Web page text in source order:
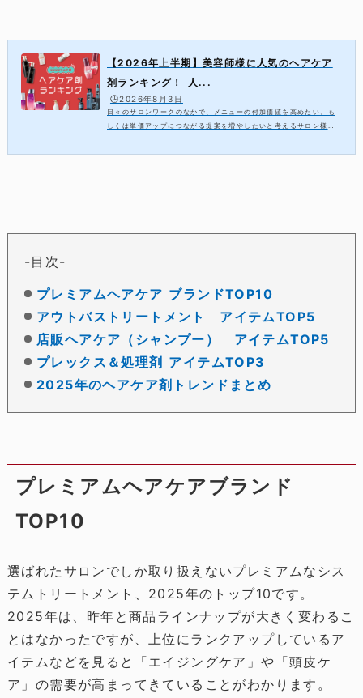
【2026年上半期】美容師様に人気のヘアケア
剤ランキング！ 人...
🕒️2026年8月3日
日々のサロンワークのなかで、メニューの付加価値を高めたい、も
しくは単価アップにつながる提案を増やしたいと考えるサロン様も
ータをもとに、高価値メニューにおすす...
目次
プレミアムヘアケア ブランドTOP10
アウトバストリートメント アイテムTOP5
店販ヘアケア（シャンプー） アイテムTOP5
プレックス＆処理剤 アイテムTOP3
2025年のヘアケア剤トレンドまとめ
プレミアムヘアケアブランド
TOP10
選ばれたサロンでしか取り扱えないプレミアムなシス
テムトリートメント、2025年のトップ10です。
2025年は、昨年と商品ラインナップが大きく変わるこ
とはなかったですが、上位にランクアップしているア
イテムなどを見ると「エイジングケア」や「頭皮ケ
ア」の需要が高まってきていることがわかります。